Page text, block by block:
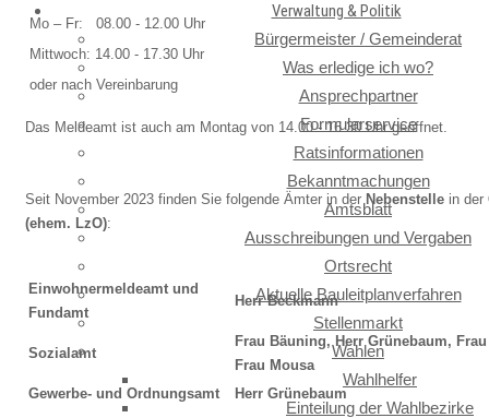
Verwaltung & Politik
Bürgermeister / Gemeinderat
Was erledige ich wo?
Ansprechpartner
Formularservice
Ratsinformationen
Bekanntmachungen
Amtsblatt
Ausschreibungen und Vergaben
Ortsrecht
Aktuelle Bauleitplanverfahren
Stellenmarkt
Wahlen
Wahlhelfer
Einteilung der Wahlbezirke
Mo – Fr: 08.00 - 12.00 Uhr
Mittwoch: 14.00 - 17.30 Uhr
oder nach Vereinbarung
Das Meldeamt ist auch am Montag von 14.00 - 16.30 Uhr geöffnet.
Seit November 2023 finden Sie folgende Ämter in der Nebenstelle in der
(ehem. LzO):
Einwohnermeldeamt und
Fundamt
Herr Beckmann
Sozialamt
Frau Bäuning, Herr Grünebaum,
Frau Mousa
Gewerbe- und Ordnungsamt
Herr Grünebaum